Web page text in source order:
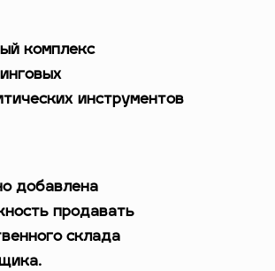
комплекс
инструментов
добавлена
продавать
склада